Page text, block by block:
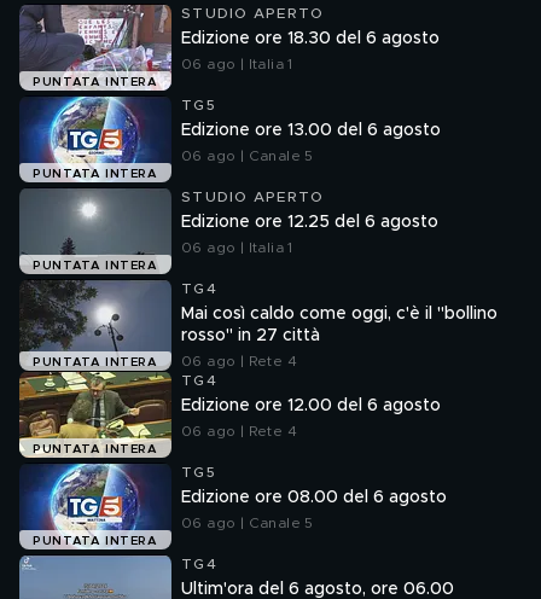
PUNTATA INTERA
STUDIO APERTO
Edizione ore 18.30 del 6 agosto
06 ago | Italia 1
PUNTATA INTERA
TG5
Edizione ore 13.00 del 6 agosto
06 ago | Canale 5
PUNTATA INTERA
STUDIO APERTO
Edizione ore 12.25 del 6 agosto
06 ago | Italia 1
PUNTATA INTERA
TG4
Mai così caldo come oggi, c'è il "bollino
rosso" in 27 città
06 ago | Rete 4
PUNTATA INTERA
TG4
Edizione ore 12.00 del 6 agosto
06 ago | Rete 4
PUNTATA INTERA
TG5
Edizione ore 08.00 del 6 agosto
06 ago | Canale 5
TG4
Ultim'ora del 6 agosto, ore 06.00